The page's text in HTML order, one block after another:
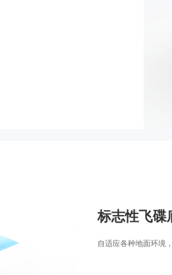
标志性飞碟
自适应各种地面环境